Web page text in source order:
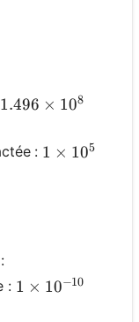
1.496 \times 10^8
1.496 × 108
: 1 \times 10^5
1 × 105
: 1 \times 10^{-
1 × 10−10